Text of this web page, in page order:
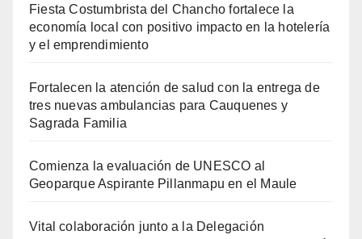
Fiesta Costumbrista del Chancho fortalece la
economía local con positivo impacto en la hotelería
y el emprendimiento
Fortalecen la atención de salud con la entrega de
tres nuevas ambulancias para Cauquenes y
Sagrada Familia
Comienza la evaluación de UNESCO al
Geoparque Aspirante Pillanmapu en el Maule
Vital colaboración junto a la Delegación